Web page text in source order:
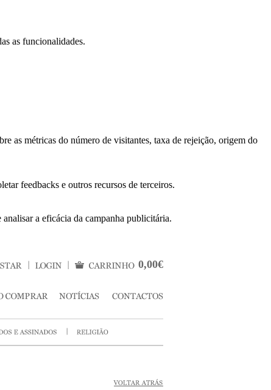
as funcionalidades.
as métricas do número de visitantes, taxa de rejeição, origem do
feedbacks e outros recursos de terceiros.
a eficácia da campanha publicitária.
0,00€